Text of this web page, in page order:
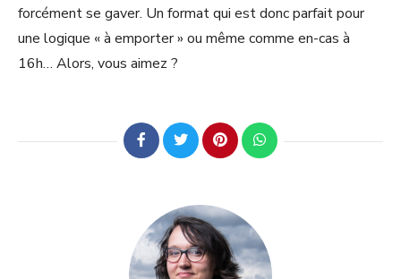
forcément se gaver. Un format qui est donc parfait pour
une logique « à emporter » ou même comme en-cas à
16h… Alors, vous aimez ?